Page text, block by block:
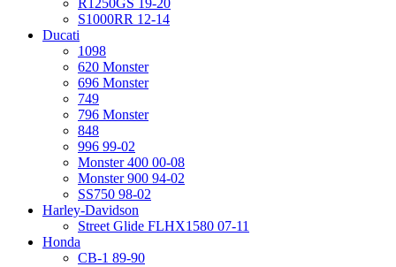
R1250GS 19-20
S1000RR 12-14
Ducati
1098
620 Monster
696 Monster
749
796 Monster
848
996 99-02
Monster 400 00-08
Monster 900 94-02
SS750 98-02
Harley-Davidson
Street Glide FLHX1580 07-11
Honda
CB-1 89-90